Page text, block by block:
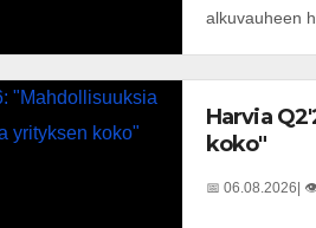
alkuvauheen
Harvia
koko"
📅 06.08.2026 |